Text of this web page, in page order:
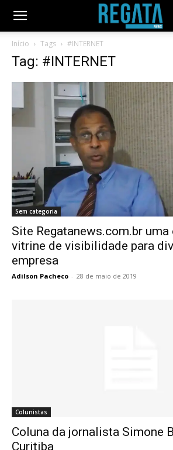
Início Tags #INTERNET
Tag: #INTERNET
Sem categoria
Site Regatanews.com.br uma
vitrine de visibilidade para
empresa
Adilson Pacheco - 28 de maio de 2019
Colunistas
Coluna da jornalista Simone
Curitiba